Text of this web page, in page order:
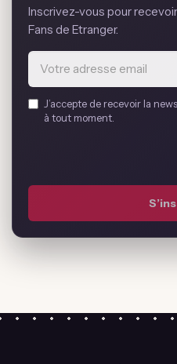
Inscrivez-vous pour
Fans de Etranger.
addressJ’accepte de recevoir la
à tout moment.